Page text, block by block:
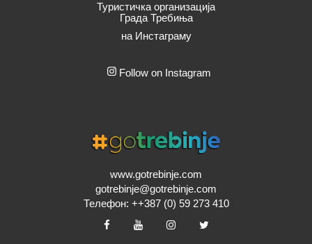
Туристичка организација
Града Требиња
на Инстаграму
Follow on Instagram
www.gotrebinje.com
gotrebinje@gotrebinje.com
Телефон: ++387 (0) 59 273 410